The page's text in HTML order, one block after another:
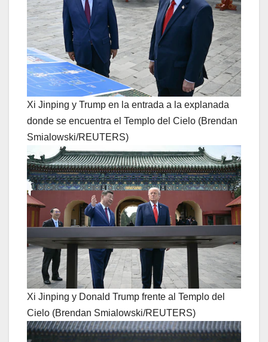
Xi Jinping y Trump en la entrada a la explanada
donde se encuentra el Templo del Cielo (Brendan
Smialowski/REUTERS)
Xi Jinping y Donald Trump frente al Templo del
Cielo (Brendan Smialowski/REUTERS)